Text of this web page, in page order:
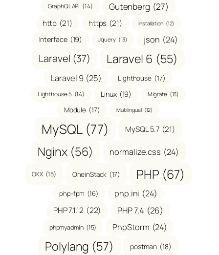
GraphQL API (14) Gutenberg (27)
http (21) https (21) Installation (12)
Interface (19) Jquery (13) json (24)
Laravel (37) Laravel 6 (55)
Laravel 9 (25) Lighthouse (17)
Lighthouse 5 (14) Linux (19) Migrate (13)
Module (17) Multilingual (12)
MySQL (77) MySQL 5.7 (21)
Nginx (56) normalize.css (24)
OKX (15) OneinStack (17) PHP (67)
php-fpm (16) php.ini (24)
PHP 7.1.12 (22) PHP 7.4 (26)
phpmyadmin (15) PhpStorm (24)
Polylang (57) postman (18)